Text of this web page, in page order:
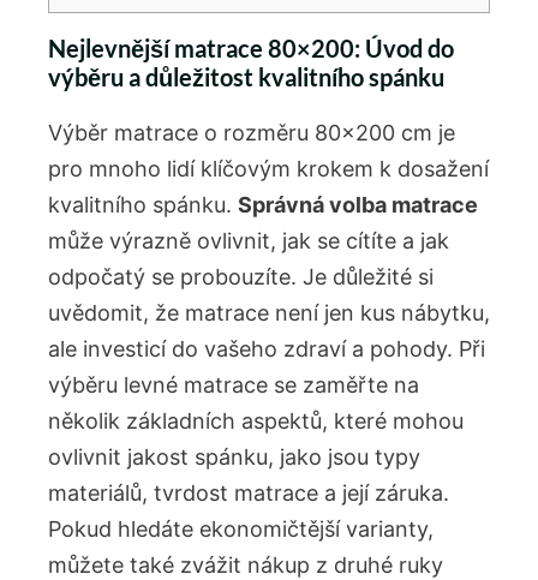
Nejlevnější matrace 80×200: Úvod do
výběru a důležitost kvalitního spánku
Výběr matrace o rozměru 80×200 cm je
pro mnoho lidí klíčovým krokem k dosažení
kvalitního spánku. Správná volba matrace
může výrazně ovlivnit, jak se cítíte a jak
odpočatý se probouzíte. Je důležité si
uvědomit, že matrace není jen kus nábytku,
ale investicí do vašeho zdraví a pohody. Při
výběru levné matrace se zaměřte na
několik základních aspektů, které mohou
ovlivnit jakost spánku, jako jsou typy
materiálů, tvrdost matrace a její záruka.
Pokud hledáte ekonomičtější varianty,
můžete také zvážit nákup z druhé ruky